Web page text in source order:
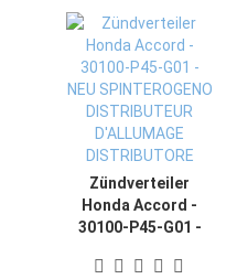
Zündverteiler
Honda Accord -
30100-P45-G01 -
SPINTEROGENO